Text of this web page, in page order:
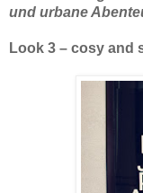
und urbane
Look 3 – cosy and